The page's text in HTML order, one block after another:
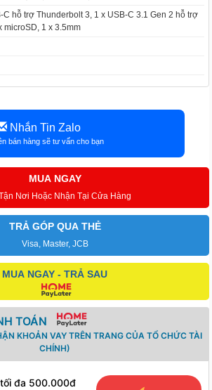
hỗ trợ Thunderbolt 3, 1 x USB-C 3.1 Gen 2 hỗ trợ
microSD, 1 x 3.5mm
Nhắn Tin Zalo
bán hàng sẽ tư vấn cho bạn
MUA NGAY
Nơi Hoặc Nhận Tại Cửa Hàng
TRẢ GÓP QUA THẺ
Visa, Master, JCB
MUA NGAY - TRẢ SAU
TOÁN
KHOẢN VAY TRÊN TRANG CỦA TỔ CHỨC TÀI
CHÍNH)
tối đa 500.000đ